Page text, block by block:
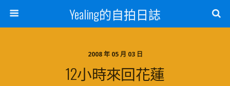
Yealing的自拍日誌
2008 年 05 月 03 日
12小時來回花蓮